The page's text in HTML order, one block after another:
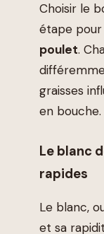
Choisir le
étape pour
poulet.
graisses
en bouche.
Le blanc
rapides
Le blanc,
et sa